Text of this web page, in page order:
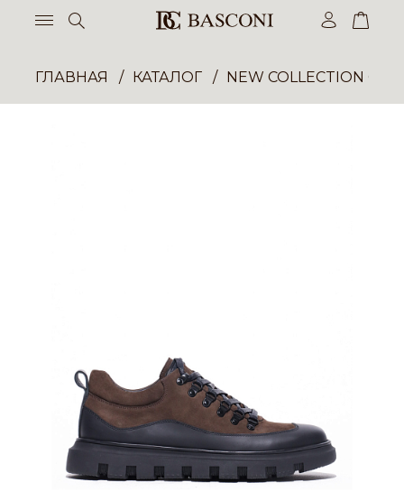
ГЛАВНАЯ КАТАЛОГ NEW COLLECTION